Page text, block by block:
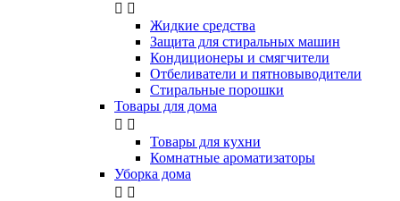
 
Жидкие средства
Защита для стиральных машин
Кондиционеры и смягчители
Отбеливатели и пятновыводители
Стиральные порошки
Товары для дома
 
Товары для кухни
Комнатные ароматизаторы
Уборка дома
 